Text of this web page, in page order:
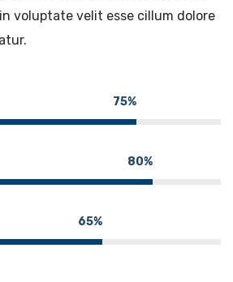
voluptate velit esse cillum dolore
75%
80%
65%